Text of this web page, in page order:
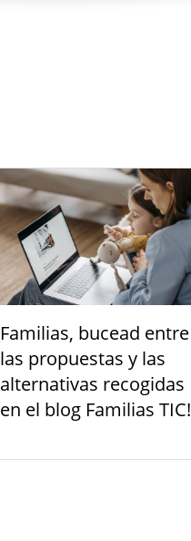
Familias, bucead entre
las propuestas y las
alternativas recogidas
en el blog Familias TIC!